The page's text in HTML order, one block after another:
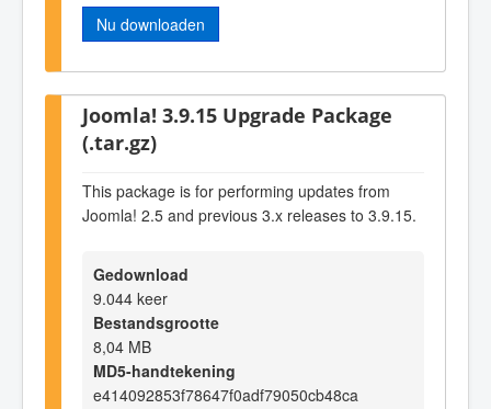
Nu downloaden
Joomla! 3.9.15 Upgrade Package
(.tar.gz)
This package is for performing updates from
Joomla! 2.5 and previous 3.x releases to 3.9.15.
Gedownload
9.044 keer
Bestandsgrootte
8,04 MB
MD5-handtekening
e414092853f78647f0adf79050cb48ca